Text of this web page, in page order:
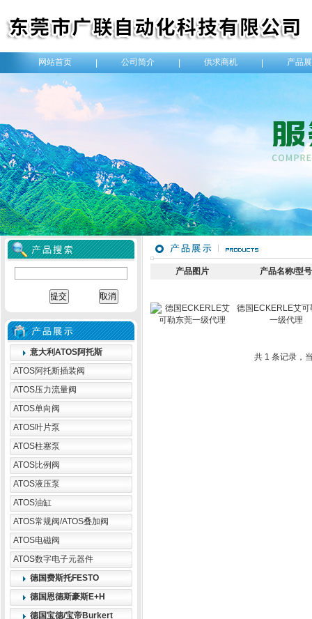
网站首页 公司简介 供求商机 产品
意大利ATOS阿托斯
ATOS阿托斯插装阀
ATOS压力流量阀
ATOS单向阀
ATOS叶片泵
ATOS柱塞泵
ATOS比例阀
ATOS液压泵
ATOS油缸
ATOS常规阀/ATOS叠加阀
ATOS电磁阀
ATOS数字电子元器件
德国费斯托FESTO
德国恩德斯豪斯E+H
德国宝德/宝帝Burkert
产品图片 产品名称/型号
德国ECKERLE艾可
一级代理
共 1 条记录，